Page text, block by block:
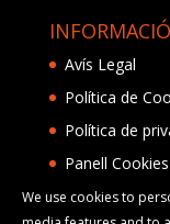
Avís Legal
Política de
Política de
Panell Cookies
We use cookies to